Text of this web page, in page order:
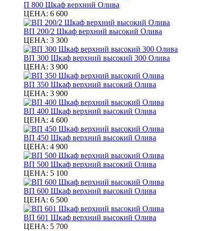
П 800 Шкаф верхний Олива
ЦЕНА: 6 600
ВП 200/2 Шкаф верхний высокий Олива
ЦЕНА: 3 300
ВП 300 Шкаф верхний высокий 300 Олива
ЦЕНА: 3 900
ВП 350 Шкаф верхний высокий Олива
ЦЕНА: 3 900
ВП 400 Шкаф верхний высокий Олива
ЦЕНА: 4 600
ВП 450 Шкаф верхний высокий Олива
ЦЕНА: 4 900
ВП 500 Шкаф верхний высокий Олива
ЦЕНА: 5 100
ВП 600 Шкаф верхний высокий Олива
ЦЕНА: 6 500
ВП 601 Шкаф верхний высокий Олива
ЦЕНА: 5 700